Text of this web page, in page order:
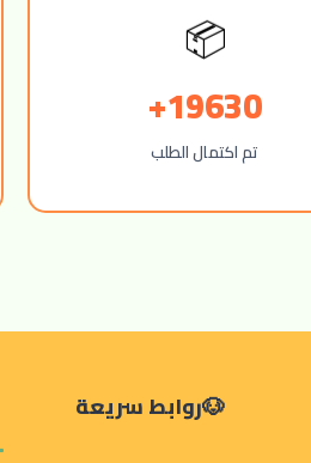
📦
19630+
تم اكتمال الطلب
روابط سريعة